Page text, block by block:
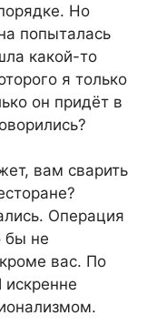
Но
попыталась
какой-то
я только
он придёт в
вам сварить
Операция
бы не
вас. По